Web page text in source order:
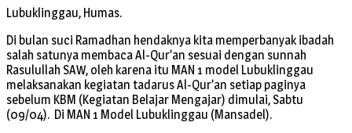
Lubuklinggau, Humas.
Di bulan suci Ramadhan hendaknya kita memperbanyak ibadah
salah satunya membaca Al-Qur’an sesuai dengan sunnah
Rasulullah SAW, oleh karena itu MAN 1 model Lubuklinggau
melaksanakan kegiatan tadarus Al-Qur’an setiap paginya
sebelum KBM (Kegiatan Belajar Mengajar) dimulai, Sabtu
(09/04). Di MAN 1 Model Lubuklinggau (Mansadel).